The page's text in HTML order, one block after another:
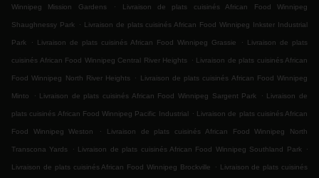
Winnipeg Mission Gardens . Livraison de plats cuisinés African Food Winnipeg
Shaughnessy Park . Livraison de plats cuisinés African Food Winnipeg Inkster Industrial
Park . Livraison de plats cuisinés African Food Winnipeg Grassie . Livraison de plats
cuisinés African Food Winnipeg Central River Heights . Livraison de plats cuisinés African
Food Winnipeg North River Heights . Livraison de plats cuisinés African Food Winnipeg
Minto . Livraison de plats cuisinés African Food Winnipeg Sargent Park . Livraison de
plats cuisinés African Food Winnipeg Pacific Industrial . Livraison de plats cuisinés African
Food Winnipeg Weston . Livraison de plats cuisinés African Food Winnipeg North
Transcona Yards . Livraison de plats cuisinés African Food Winnipeg Southland Park .
Livraison de plats cuisinés African Food Winnipeg Brockville . Livraison de plats cuisinés